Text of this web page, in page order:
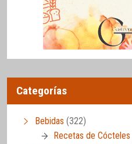
Categorías
Bebidas (322)
Recetas de Cócteles